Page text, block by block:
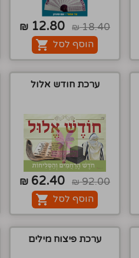
18.40
₪
12.80
₪
הוסף לסל
ערכת חודש אלול
92.00
₪
62.40
₪
הוסף לסל
ערכת פיצוח מילים